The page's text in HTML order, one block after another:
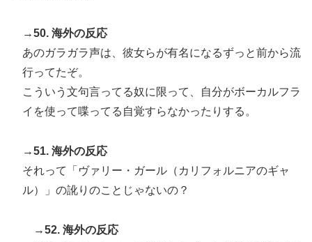
→50. 海外の反応
あのガラガラ声は、彼女らが有名になるずっと前から流
行ってたぞ。
こういう文句言ってる奴に限って、自分がボーカルフラ
イを使って喋ってる自覚すらなかったりする。
→51. 海外の反応
それって「ヴァリー・ガール（カリフォルニアのギャ
ル）」の訛りのことじゃないの？
→52. 海外の反応